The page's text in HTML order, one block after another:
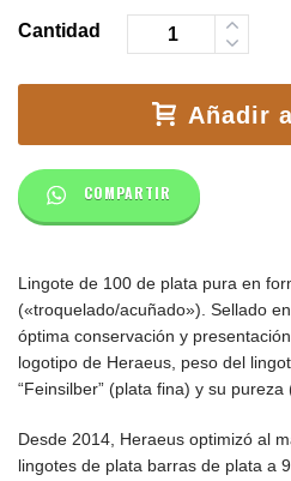
Cantidad
Añadir
COMPARTIR
Lingote de 100 de plata pura en
(«troquelado/acuñado»). Sellado
óptima conservación y
logotipo de Heraeus, peso del
“Feinsilber” (plata fina) y su pureza
Desde 2014, Heraeus optimizó al
lingotes de plata barras de plata a